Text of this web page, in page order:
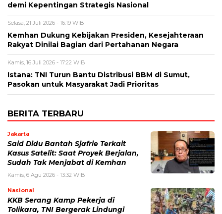
demi Kepentingan Strategis Nasional
Selasa, 21 Juli 2026 - 16:19 WIB
Kemhan Dukung Kebijakan Presiden, Kesejahteraan
Rakyat Dinilai Bagian dari Pertahanan Negara
Kamis, 16 Juli 2026 - 17:22 WIB
Istana: TNI Turun Bantu Distribusi BBM di Sumut,
Pasokan untuk Masyarakat Jadi Prioritas
BERITA TERBARU
Jakarta
Said Didu Bantah Sjafrie Terkait
Kasus Satelit: Saat Proyek Berjalan,
Sudah Tak Menjabat di Kemhan
Kamis, 6 Agu 2026 - 13:32 WIB
Nasional
KKB Serang Kamp Pekerja di
Tolikara, TNI Bergerak Lindungi